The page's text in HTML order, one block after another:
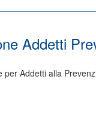
Addetti
Addetti alla